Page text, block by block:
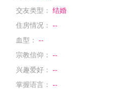
交友类型：
结婚
住房情况：
--
血型：
--
宗教信仰：
--
兴趣爱好：
--
掌握语言：
--